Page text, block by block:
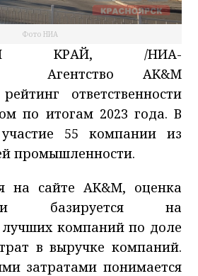
Фото НИА
КРАЙ, /НИА-
. Агентство AK&M
ответственности
по итогам 2023 года. В
55 компании из
промышленности.
на сайте AK&M, оценка
базируется на
компаний по доле
в выручке компаний.
затратами понимается